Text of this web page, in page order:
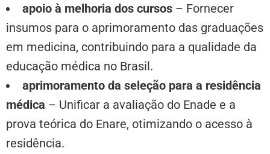
apoio à melhoria dos cursos – Fornecer
insumos para o aprimoramento das graduações
em medicina, contribuindo para a qualidade da
educação médica no Brasil.
aprimoramento da seleção para a residência
médica – Unificar a avaliação do Enade e a
prova teórica do Enare, otimizando o acesso à
residência.